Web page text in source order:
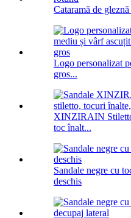
Cataramă de
Logo personalizat
gros...
XINZIRAIN
toc înalt...
Sandale negre cu
deschis